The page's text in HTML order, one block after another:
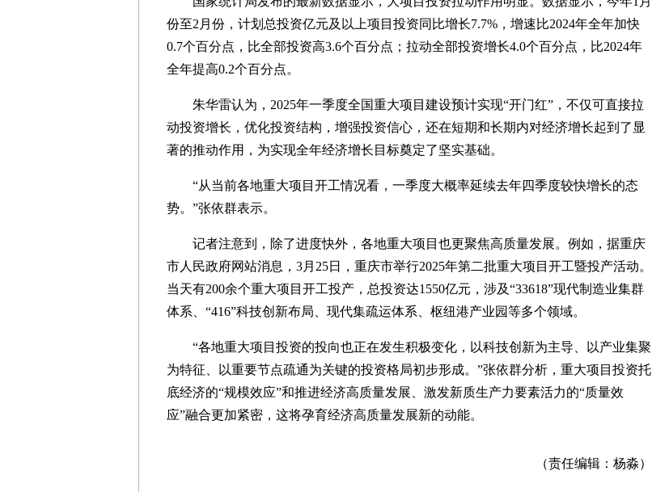
份至2月份，计划总投资亿元及以上项目投资同比增长7.7%，增速比2024年全年加快
0.7个百分点，比全部投资高3.6个百分点；拉动全部投资增长4.0个百分点，比2024年
全年提高0.2个百分点。
朱华雷认为，2025年一季度全国重大项目建设预计实现“开门红”，不仅可直接拉
动投资增长，优化投资结构，增强投资信心，还在短期和长期内对经济增长起到了显
著的推动作用，为实现全年经济增长目标奠定了坚实基础。
“从当前各地重大项目开工情况看，一季度大概率延续去年四季度较快增长的态
势。”张依群表示。
记者注意到，除了进度快外，各地重大项目也更聚焦高质量发展。例如，据重庆
市人民政府网站消息，3月25日，重庆市举行2025年第二批重大项目开工暨投产活动。
当天有200余个重大项目开工投产，总投资达1550亿元，涉及“33618”现代制造业集群
体系、“416”科技创新布局、现代集疏运体系、枢纽港产业园等多个领域。
“各地重大项目投资的投向也正在发生积极变化，以科技创新为主导、以产业集聚
为特征、以重要节点疏通为关键的投资格局初步形成。”张依群分析，重大项目投资托
底经济的“规模效应”和推进经济高质量发展、激发新质生产力要素活力的“质量效
应”融合更加紧密，这将孕育经济高质量发展新的动能。
（责任编辑：杨淼）